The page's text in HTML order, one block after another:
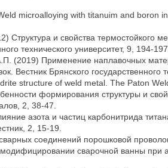
microalloying with titanuim and boron
и свойства термостойкого
технического университет, 9, 194-197.
(2019) Применение наплавочных
Вестник Брянского государственного
structure of weld metal. The Paton
формирования структуры и
2, 38-47.
азота и частиц карбонитрида
2, 15-19.
соединений порошковой
сварочной ванны при